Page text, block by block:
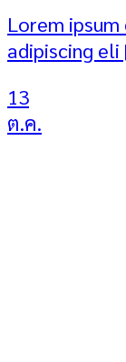
Lorem
adipiscing eli
13
ต.ค.